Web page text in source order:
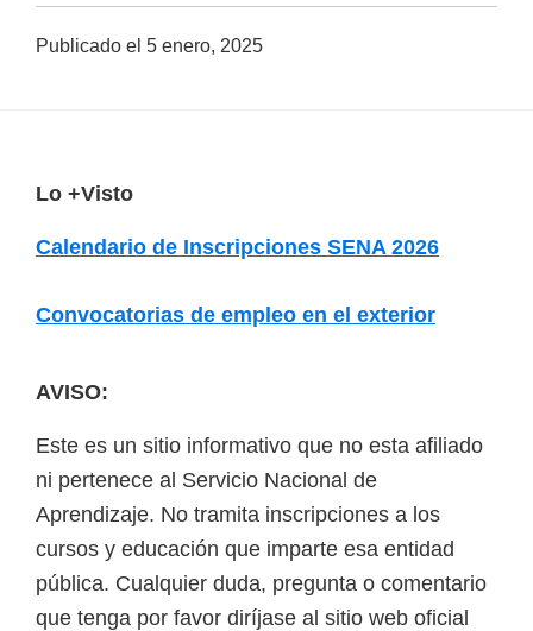
s
e
u
s
s
v
r
Publicado el 5 enero, 2025
Lo +Visto
Calendario de Inscripciones SENA 2026
Convocatorias de empleo en el exterior
AVISO:
Este es un sitio informativo que no esta afiliado
ni pertenece al Servicio Nacional de
Aprendizaje. No tramita inscripciones a los
cursos y educación que imparte esa entidad
pública. Cualquier duda, pregunta o comentario
que tenga por favor diríjase al sitio web oficial